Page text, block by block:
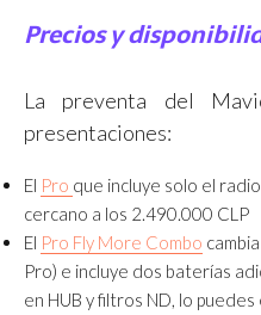
Precios y
La preventa del
presentaciones:
El Pro que incluye solo el
cercano a los 2.490.000 CLP
El Pro Fly More Combo
Pro) e incluye dos baterías
en HUB y filtros ND, lo